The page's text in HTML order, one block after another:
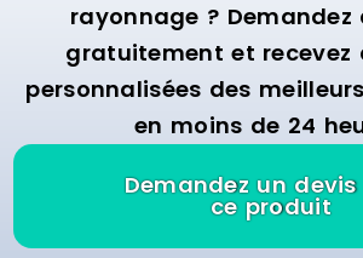
rayonnage ? Demandez
gratuitement et recevez
personnalisées des
en moins de 24
Demandez un
ce produit